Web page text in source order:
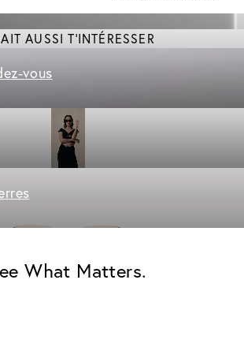
AUSSI T'INTÉRESSER
vous
What Matters.